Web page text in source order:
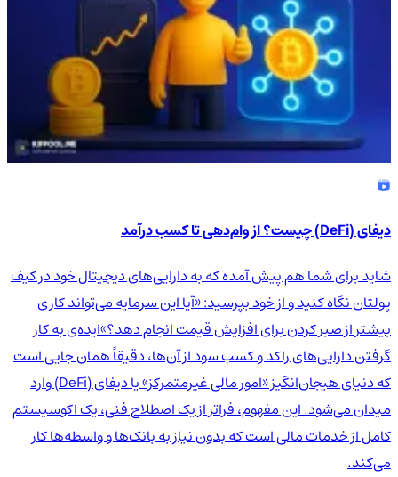
دیفای (DeFi) چیست؟ از وام‌دهی تا کسب درآمد
شاید برای شما هم پیش آمده که به دارایی‌های دیجیتال خود در کیف
پولتان نگاه کنید و از خود بپرسید: «آیا این سرمایه می‌تواند کاری
بیشتر از صبر کردن برای افزایش قیمت انجام دهد؟»ایده‌ی به کار
گرفتن دارایی‌های راکد و کسب سود از آن‌ها، دقیقاً همان جایی است
که دنیای هیجان‌انگیز «امور مالی غیرمتمرکز» یا دیفای (DeFi) وارد
میدان می‌شود. این مفهوم، فراتر از یک اصطلاح فنی، یک اکوسیستم
کامل از خدمات مالی است که بدون نیاز به بانک‌ها و واسطه‌ها کار
می‌کند.